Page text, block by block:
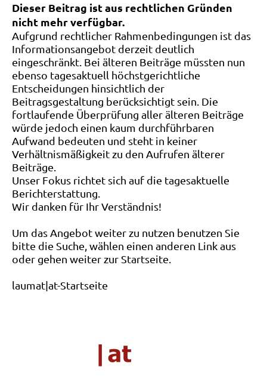
Dieser Beitrag ist aus rechtlichen Gründen
nicht mehr verfügbar.
Aufgrund rechtlicher Rahmenbedingungen ist das
Informationsangebot derzeit deutlich
eingeschränkt. Bei älteren Beiträge müssten nun
ebenso tagesaktuell höchstgerichtliche
Entscheidungen hinsichtlich der
Beitragsgestaltung berücksichtigt sein. Die
fortlaufende Überprüfung aller älteren Beiträge
würde jedoch einen kaum durchführbaren
Aufwand bedeuten und steht in keiner
Verhältnismäßigkeit zu den Aufrufen älterer
Beiträge.
Unser Fokus richtet sich auf die tagesaktuelle
Berichterstattung.
Wir danken für Ihr Verständnis!
Um das Angebot weiter zu nutzen benutzen Sie
bitte die Suche, wählen einen anderen Link aus
oder gehen weiter zur Startseite.
laumat|at-Startseite